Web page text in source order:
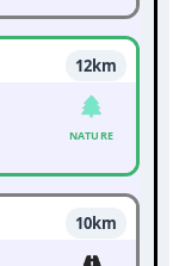
12km
NATURE
10km